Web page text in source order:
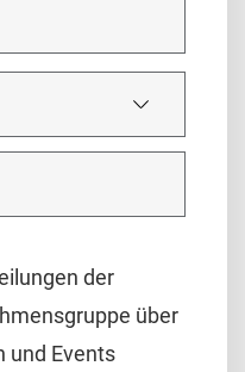
der
über
und Events